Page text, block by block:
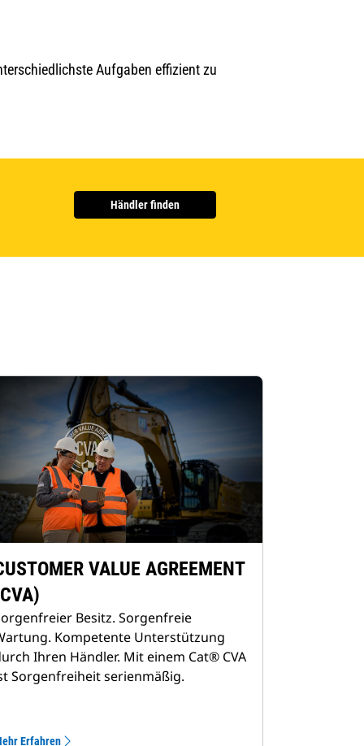
Aufgaben effizient zu
Händler finden
VALUE AGREEMENT
Besitz. Sorgenfreie
Kompetente Unterstützung
Ihren Händler. Mit einem Cat® CVA
Sorgenfreiheit serienmäßig.
Erfahren